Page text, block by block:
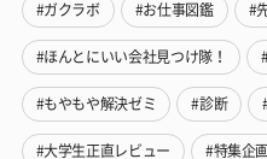
#ガクラボ #お仕事図鑑 #
#ほんとにいい会社見つけ隊！
#もやもや解決ゼミ #診断
#大学生正直レビュー #特集企